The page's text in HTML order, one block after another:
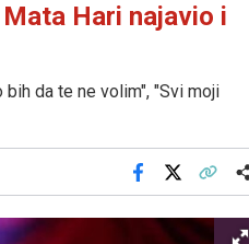
Mata Hari najavio i
da te ne volim", "Svi moji
Facebook